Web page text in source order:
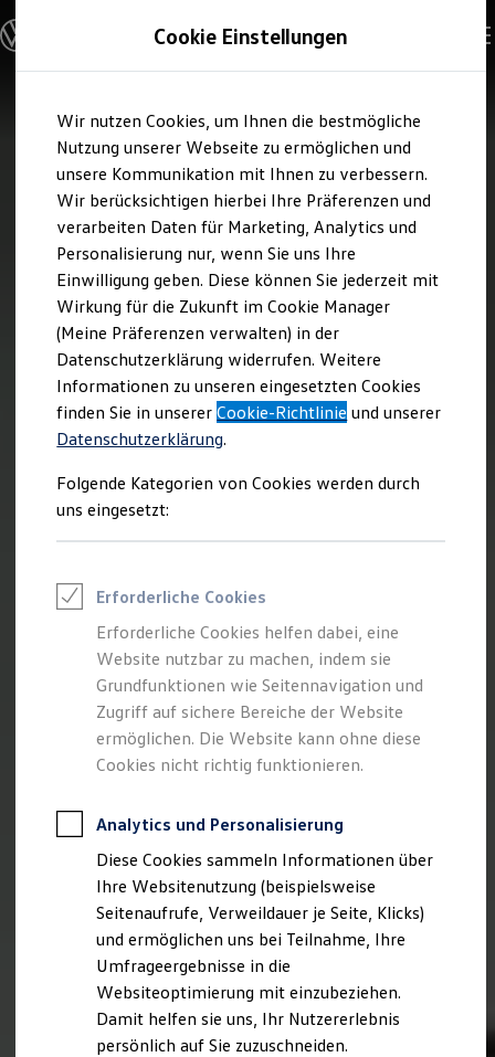
Hauptinhalt
springen
Footer
springen
Modelle und Konfigurator
Konfigurator
Modelle vergleichen
Elektroautos
ENERGY Sondermodelle
Nutzfahrzeuge
SUV und CUV
Familienautos
Kombis
Kompaktwagen
Sportwagen
Schnell verfügbare Fahrzeuge
Angebote und Produkte
Aktuelle Angebote
E-Auto-Förderung
Volkswagen Marktplatz
Die ENERGY Sondermodelle
Junge Gebrauchtwagen und Gebrauchtwagen
Volkswagen Zertifizierte Gebrauchtwagen
Elektromobilität bei Gebrauchtwagen
Saisonangebote
Reifenpakete
Leasing
Leasing-Angebote
Elektroauto Leasing
Kleinwagen-Leasing
Leasing ohne Anzahlung
Finanzierung
Autokredit mit Schlussrate
Versicherungen und Garantien
Kfz-Versicherung
Restschuldversicherungen
Garantien
Professional Class bei Volkswagen
Behörden
Direktkunden
Sonderfahrzeuge
Anpfiff zum Gewinn
Elektromobilität
Elektroautos
ID. Tutorials
Elektrofahrzeugkonzepte
ID. EVERY1
Reichweite
Cookie Einstellungen
Wir nutzen Cookies, um Ihnen die bestmögliche
Nutzung unserer Webseite zu ermöglichen und
unsere Kommunikation mit Ihnen zu verbessern.
Wir berücksichtigen hierbei Ihre Präferenzen und
verarbeiten Daten für Marketing, Analytics und
Personalisierung nur, wenn Sie uns Ihre
Einwilligung geben. Diese können Sie jederzeit mit
Wirkung für die Zukunft im Cookie Manager
(Meine Präferenzen verwalten) in der
Datenschutzerklärung widerrufen. Weitere
Informationen zu unseren eingesetzten Cookies
finden Sie in unsererCookie-Richtlinie und unserer
Datenschutzerklärung.
Folgende Kategorien von Cookies werden durch
uns eingesetzt:
Erforderliche Cookies
Erforderliche Cookies helfen dabei, eine
Website nutzbar zu machen, indem sie
Grundfunktionen wie Seitennavigation und
Zugriff auf sichere Bereiche der Website
ermöglichen. Die Website kann ohne diese
Cookies nicht richtig funktionieren.
Analytics und Personalisierung
Diese Cookies sammeln Informationen über
Ihre Websitenutzung (beispielsweise
Seitenaufrufe, Verweildauer je Seite, Klicks)
und ermöglichen uns bei Teilnahme, Ihre
Umfrageergebnisse in die
Websiteoptimierung mit einzubeziehen.
Damit helfen sie uns, Ihr Nutzererlebnis
persönlich auf Sie zuzuschneiden.